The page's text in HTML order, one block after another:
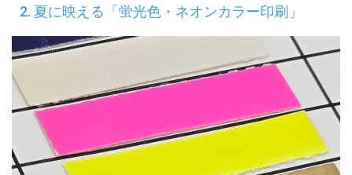
2. 夏に映える「蛍光色・ネオンカラー印刷」